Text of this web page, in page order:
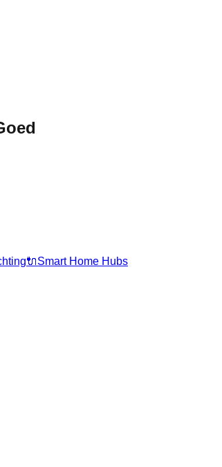
🔌Smart Home Hubs